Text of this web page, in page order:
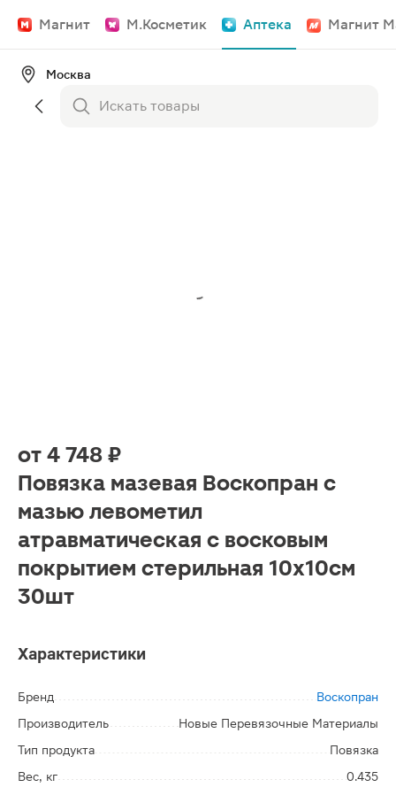
Магнит М.Косметик Аптека Магнит
Москва
от 4 748 ₽
Повязка мазевая Воскопран с
мазью левометил
атравматическая с восковым
покрытием стерильная 10х10см
30шт
Характеристики
Бренд
Воскопран
Производитель
Новые Перевязочные Материалы
Тип продукта
Повязка
Вес, кг
0.435